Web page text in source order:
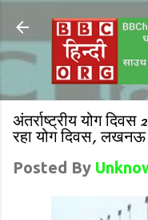
अंतर्राष्ट्रीय योग दिवस
रहा योग दिवस, लखनऊ
Posted By